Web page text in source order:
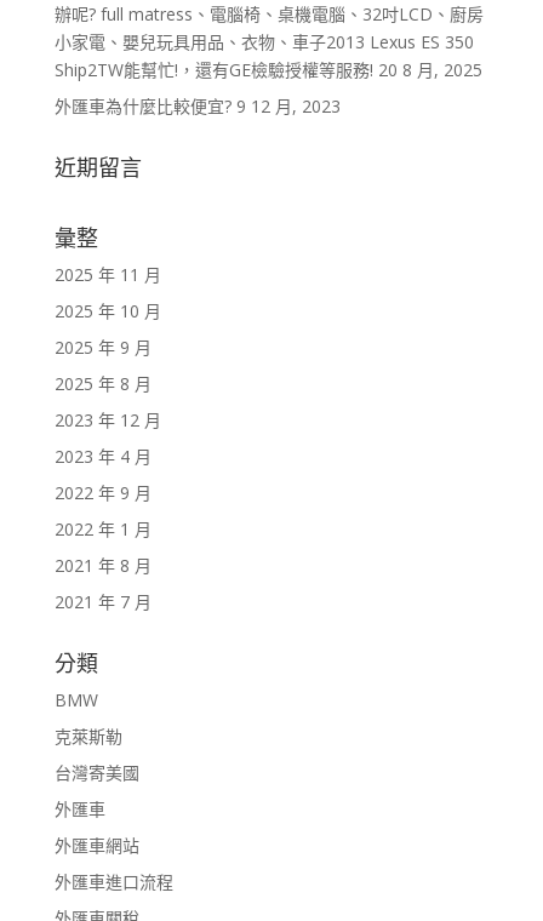
辦呢? full matress、電腦椅、桌機電腦、32吋LCD、廚房
小家電、嬰兒玩具用品、衣物、車子2013 Lexus ES 350
Ship2TW能幫忙!，還有GE檢驗授權等服務! 20 8 月, 2025
外匯車為什麼比較便宜? 9 12 月, 2023
近期留言
彙整
2025 年 11 月
2025 年 10 月
2025 年 9 月
2025 年 8 月
2023 年 12 月
2023 年 4 月
2022 年 9 月
2022 年 1 月
2021 年 8 月
2021 年 7 月
分類
BMW
克萊斯勒
台灣寄美國
外匯車
外匯車網站
外匯車進口流程